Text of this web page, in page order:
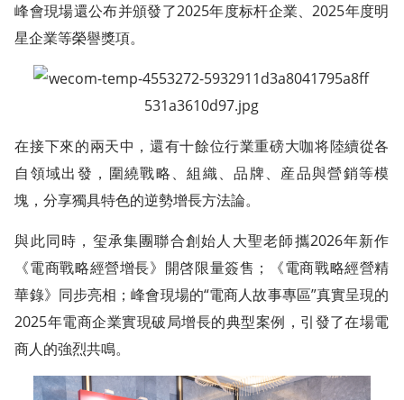
峰會現場還公布并頒發了2025年度标杆企業、2025年度明
星企業等榮譽獎項。
在接下來的兩天中，還有十餘位行業重磅大咖将陸續從各
自領域出發，圍繞戰略、組織、品牌、産品與營銷等模
塊，分享獨具特色的逆勢增長方法論。
與此同時，玺承集團聯合創始人大聖老師攜2026年新作
《電商戰略經營增長》開啓限量簽售；《電商戰略經營精
華錄》同步亮相；峰會現場的“電商人故事專區”真實呈現的
2025年電商企業實現破局增長的典型案例，引發了在場電
商人的強烈共鳴。